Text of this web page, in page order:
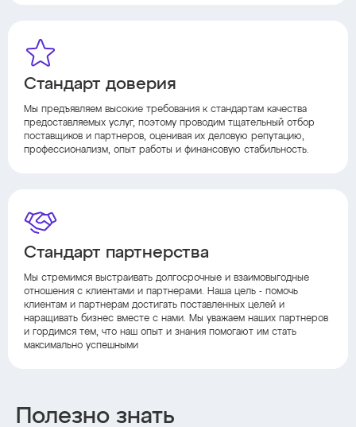
Стандарт доверия
Мы предъявляем высокие требования к стандартам качества
предоставляемых услуг, поэтому проводим тщательный отбор
поставщиков и партнеров, оценивая их деловую репутацию,
профессионализм, опыт работы и финансовую стабильность.
Стандарт партнерства
Мы стремимся выстраивать долгосрочные и взаимовыгодные
отношения с клиентами и партнерами. Наша цель - помочь
клиентам и партнерам достигать поставленных целей и
наращивать бизнес вместе с нами. Мы уважаем наших партнеров
и гордимся тем, что наш опыт и знания помогают им стать
максимально успешными
Полезно знать